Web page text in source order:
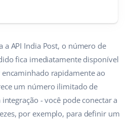
a API India Post, o número de
fica imediatamente disponível
rapidamente ao
um número ilimitado de
- você pode conectar a
por exemplo, para definir um